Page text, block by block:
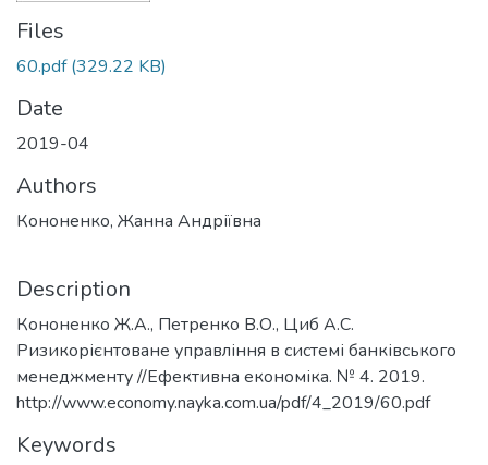
Files
60.pdf(329.22 KB)
Date
2019-04
Authors
Кононенко, Жанна Андріївна
Description
Кононенко Ж.А., Петренко В.О., Циб А.С.
Ризикорієнтоване управління в системі банківського
менеджменту //Ефективна економіка. № 4. 2019.
http://www.economy.nayka.com.ua/pdf/4_2019/60.pdf
Keywords